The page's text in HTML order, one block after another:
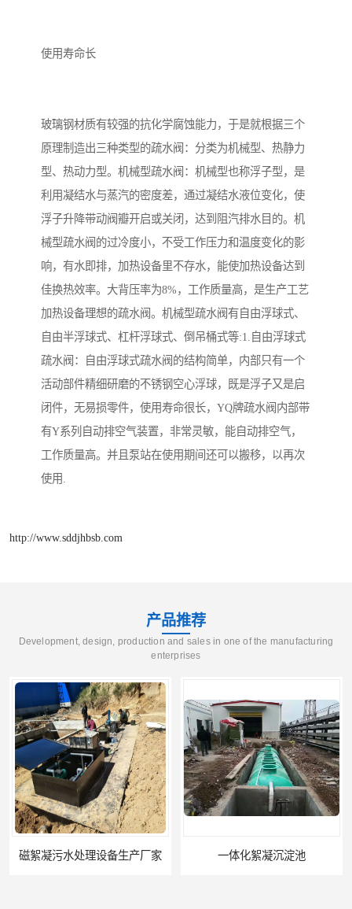
使用寿命长
玻璃钢材质有较强的抗化学腐蚀能力，于是就根据三个
原理制造出三种类型的疏水阀：分类为机械型、热静力
型、热动力型。机械型疏水阀：机械型也称浮子型，是
利用凝结水与蒸汽的密度差，通过凝结水液位变化，使
浮子升降带动阀瓣开启或关闭，达到阻汽排水目的。机
械型疏水阀的过冷度小，不受工作压力和温度变化的影
响，有水即排，加热设备里不存水，能使加热设备达到
佳换热效率。大背压率为8%，工作质量高，是生产工艺
加热设备理想的疏水阀。机械型疏水阀有自由浮球式、
自由半浮球式、杠杆浮球式、倒吊桶式等:1.自由浮球式
疏水阀：自由浮球式疏水阀的结构简单，内部只有一个
活动部件精细研磨的不锈钢空心浮球，既是浮子又是启
闭件，无易损零件，使用寿命很长，YQ牌疏水阀内部带
有Y系列自动排空气装置，非常灵敏，能自动排空气，
工作质量高。并且泵站在使用期间还可以搬移，以再次
使用.
http://www.sddjhbsb.com
产品推荐
Development, design, production and sales in one of the manufacturing
enterprises
磁絮凝污水处理设备生产厂家 一体化絮凝沉淀池